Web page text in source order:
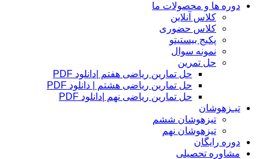
دوره ها و محصولات ما
کلاس آنلاین
کلاس حضوری
پکیج بیستیتو
نمونه سوال
حل تمرین
حل تمارین ریاضی هفتم |دانلود PDF
حل تمارین ریاضی هشتم | دانلود PDF
حل تمارین ریاضی نهم |دانلود PDF
تیـزهوشان
تیزهوشان ششم
تیزهوشان نهم
دوره رایگان
مشاوره تحصیلی